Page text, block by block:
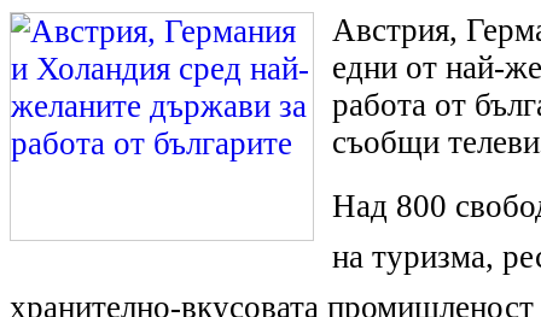
Австрия,
едни от най-
работа от
съобщи
Над 800
на туризма,
хранително-вкусовата